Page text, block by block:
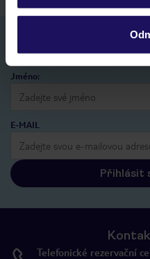
Nezapomeňte se
Jméno:
E-MAIL
Přihlásit
Telefonické rezervační